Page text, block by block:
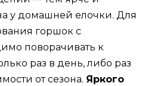
у домашней елочки. Для
горшок с
поворачивать к
раз в день, либо раз
от сезона. Яркого